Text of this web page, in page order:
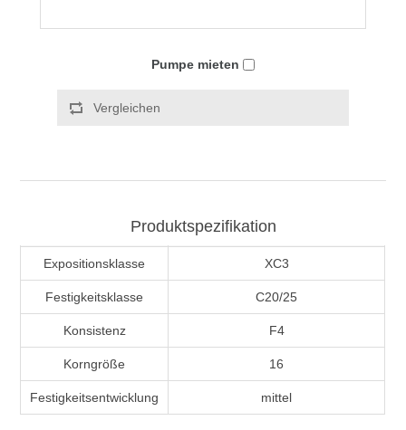
Pumpe mieten
Vergleichen
Produktspezifikation
Expositionsklasse XC3
Festigkeitsklasse C20/25
Konsistenz F4
Korngröße 16
Festigkeitsentwicklung mittel